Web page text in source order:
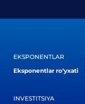
EKSPONENTLAR
Eksponentlar ro‘yxati
INVESTITSIYA